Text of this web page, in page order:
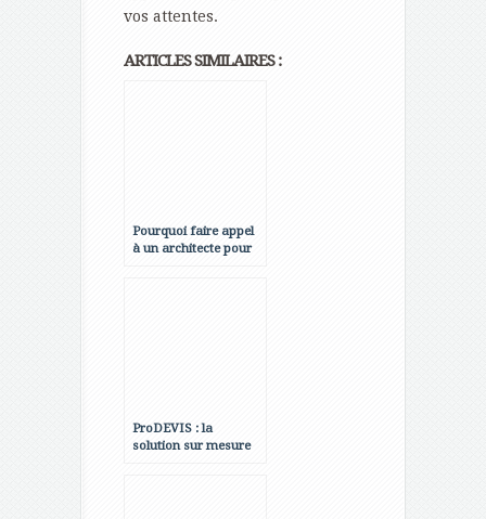
vos attentes.
ARTICLES SIMILAIRES :
Pourquoi faire appel
à un architecte pour
ProDEVIS : la
solution sur mesure